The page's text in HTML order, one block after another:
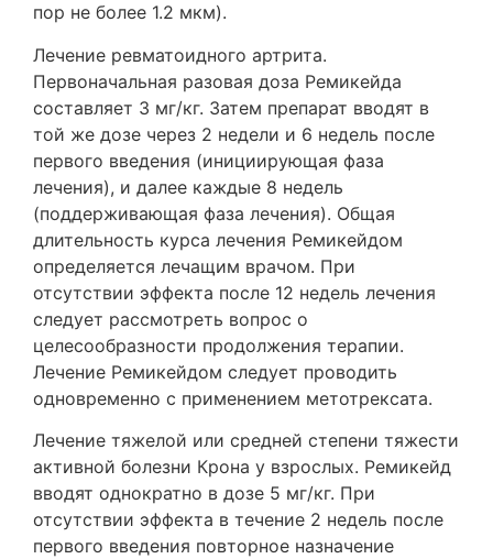
пор не более 1.2 мкм).
Лечение ревматоидного артрита.
Первоначальная разовая доза Ремикейда
составляет 3 мг/кг. Затем препарат вводят в
той же дозе через 2 недели и 6 недель после
первого введения (инициирующая фаза
лечения), и далее каждые 8 недель
(поддерживающая фаза лечения). Общая
длительность курса лечения Ремикейдом
определяется лечащим врачом. При
отсутствии эффекта после 12 недель лечения
следует рассмотреть вопрос о
целесообразности продолжения терапии.
Лечение Ремикейдом следует проводить
одновременно с применением метотрексата.
Лечение тяжелой или средней степени тяжести
активной болезни Крона у взрослых. Ремикейд
вводят однократно в дозе 5 мг/кг. При
отсутствии эффекта в течение 2 недель после
первого введения повторное назначение